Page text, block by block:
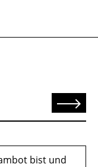
Senden
bist und